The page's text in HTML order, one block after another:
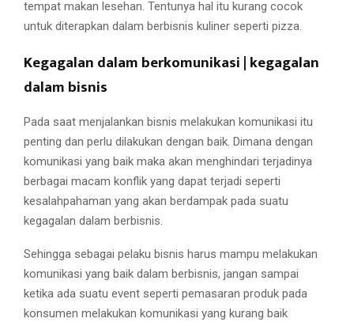
tempat makan lesehan. Tentunya hal itu kurang cocok
untuk diterapkan dalam berbisnis kuliner seperti pizza.
Kegagalan dalam berkomunikasi | kegagalan
dalam bisnis
Pada saat menjalankan bisnis melakukan komunikasi itu
penting dan perlu dilakukan dengan baik. Dimana dengan
komunikasi yang baik maka akan menghindari terjadinya
berbagai macam konflik yang dapat terjadi seperti
kesalahpahaman yang akan berdampak pada suatu
kegagalan dalam berbisnis.
Sehingga sebagai pelaku bisnis harus mampu melakukan
komunikasi yang baik dalam berbisnis, jangan sampai
ketika ada suatu event seperti pemasaran produk pada
konsumen melakukan komunikasi yang kurang baik